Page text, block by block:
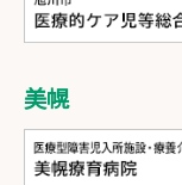
美幌